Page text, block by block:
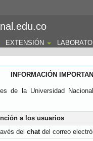
EXTENSIÓN
INFORMACIÓN
de la Universidad
a los usuarios
del chatdel correo